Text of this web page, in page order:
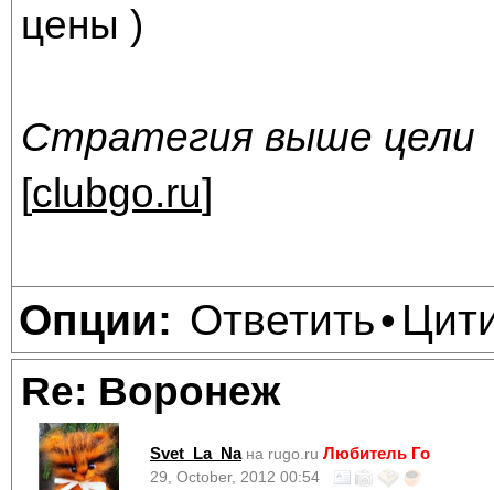
цены )
Стратегия выше цели
[clubgo.ru]
Опции: Ответить•
Re: Воронеж
Svet_La_Na на rugo.ru Любитель Го
29, October, 2012 00:54